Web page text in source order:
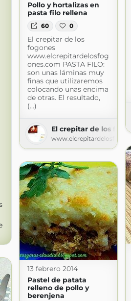
Pollo y hortalizas en
pasta filo rellena
60 0
El crepitar de los
fogones
www.elcrepitardelosfog
ones.com PASTA FILO:
son unas láminas muy
finas que utilizaremos
colocando unas encima
de otras. El resultado,
(...)
El crepitar de los
13 febrero 2014
Pastel de patata
relleno de pollo y
berenjena